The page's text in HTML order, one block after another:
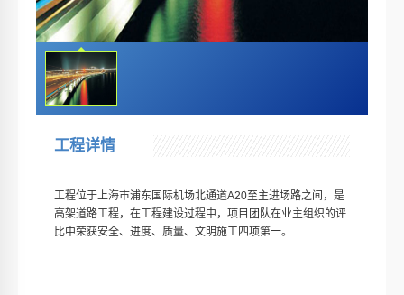
工程详情
工程位于上海市浦东国际机场北通道A20至主进场路之间，是
高架道路工程，在工程建设过程中，项目团队在业主组织的评
比中荣获安全、进度、质量、文明施工四项第一。